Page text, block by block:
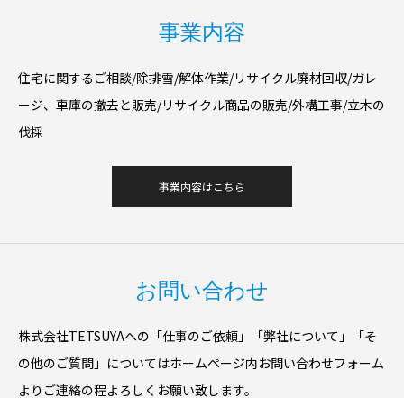
事業内容
住宅に関するご相談/除排雪/解体作業/リサイクル廃材回収/ガレ
ージ、車庫の撤去と販売/リサイクル商品の販売​/外構工事/立木の
伐採
事業内容はこちら
お問い合わせ
株式会社TETSUYAへの​「仕事のご依頼」「弊社について」「そ
の他のご質問」についてはホームページ内お問い合わせフォーム
よりご連絡の程よろしくお願い致します。